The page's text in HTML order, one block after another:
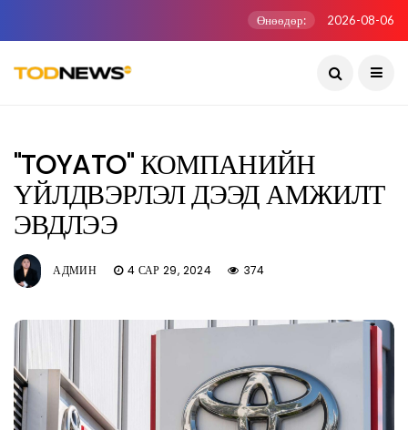
Өнөөдөр: 2026-08-06
"TOYATO" КОМПАНИЙН
ҮЙЛДВЭРЛЭЛ ДЭЭД АМЖИЛТ
ЭВДЛЭЭ
АДМИН 4 САР 29, 2024 374